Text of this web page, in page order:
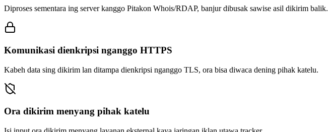
Diproses sementara ing server kanggo Pitakon Whois/RDAP, banjur dibusak sawise asil dikirim balik.
Komunikasi dienkripsi nganggo HTTPS
Kabeh data sing dikirim lan ditampa dienkripsi nganggo TLS, ora bisa diwaca dening pihak katelu.
Ora dikirim menyang pihak katelu